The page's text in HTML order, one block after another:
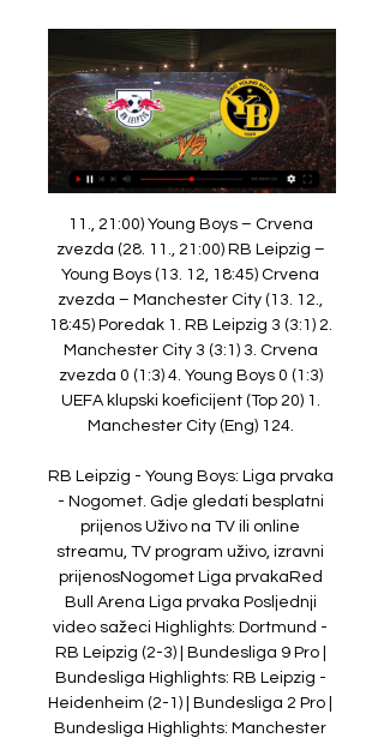
11., 21:00) Young Boys – Crvena
zvezda (28. 11., 21:00) RB Leipzig –
Young Boys (13. 12, 18:45) Crvena
zvezda – Manchester City (13. 12.,
18:45) Poredak 1. RB Leipzig 3 (3:1) 2.
Manchester City 3 (3:1) 3. Crvena
zvezda 0 (1:3) 4. Young Boys 0 (1:3)
UEFA klupski koeficijent (Top 20) 1.
Manchester City (Eng) 124.
RB Leipzig - Young Boys: Liga prvaka
- Nogomet. Gdje gledati besplatni
prijenos Uživo na TV ili online
streamu, TV program uživo, izravni
prijenosNogomet Liga prvakaRed
Bull Arena Liga prvaka Posljednji
video sažeci Highlights: Dortmund -
RB Leipzig (2-3) | Bundesliga 9 Pro |
Bundesliga Highlights: RB Leipzig -
Heidenheim (2-1) | Bundesliga 2 Pro |
Bundesliga Highlights: Manchester